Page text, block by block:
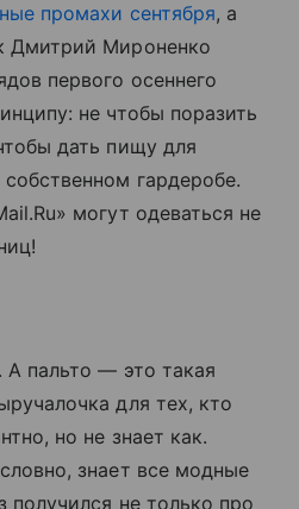
промахи сентября, а
Дмитрий Мироненко
первого осеннего
не чтобы поразить
дать пищу для
гардеробе.
могут одеваться не
пальто — это такая
для тех, кто
но не знает как.
знает все модные
получился не только про